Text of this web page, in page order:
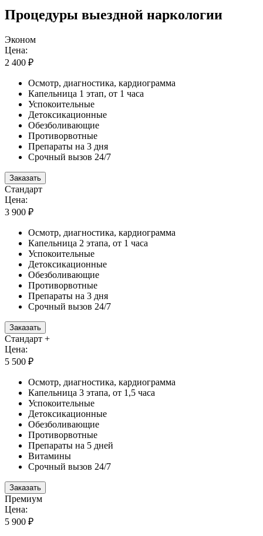
Процедуры выездной наркологии
Эконом
Цена:
2 400 ₽
Осмотр, диагностика, кардиограмма
Капельница 1 этап, от 1 часа
Успокоительные
Детоксикационные
Обезболивающие
Противорвотные
Препараты на 3 дня
Срочный вызов 24/7
Заказать
Стандарт
Цена:
3 900 ₽
Осмотр, диагностика, кардиограмма
Капельница 2 этапа, от 1 часа
Успокоительные
Детоксикационные
Обезболивающие
Противорвотные
Препараты на 3 дня
Срочный вызов 24/7
Заказать
Стандарт +
Цена:
5 500 ₽
Осмотр, диагностика, кардиограмма
Капельница 3 этапа, от 1,5 часа
Успокоительные
Детоксикационные
Обезболивающие
Противорвотные
Препараты на 5 дней
Витамины
Срочный вызов 24/7
Заказать
Премиум
Цена:
5 900 ₽